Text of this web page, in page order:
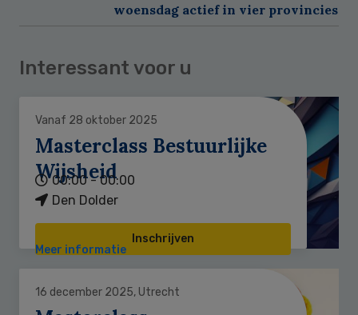
woensdag actief in vier provincies
Interessant voor u
Vanaf 28 oktober 2025
Masterclass Bestuurlijke
Wijsheid
00:00 - 00:00
Den Dolder
Inschrijven
Meer informatie
16 december 2025, Utrecht